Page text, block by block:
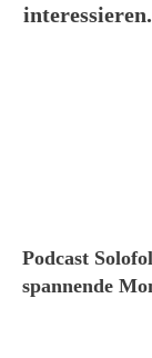
Podcast
spannende